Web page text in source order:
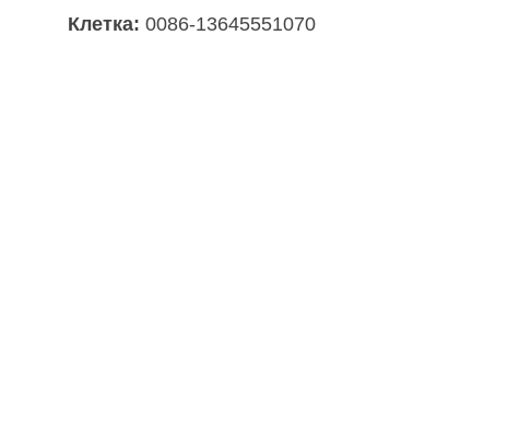
Клетка: 0086-13645551070